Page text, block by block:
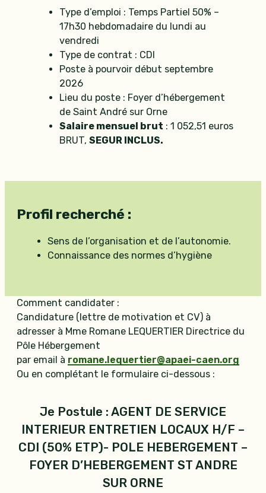
Type d’emploi : Temps Partiel 50% –
17h30 hebdomadaire du lundi au
vendredi
Type de contrat : CDI
Poste à pourvoir début septembre
2026
Lieu du poste : Foyer d’hébergement
de Saint André sur Orne
Salaire mensuel brut : 1 052,51 euros
BRUT,SEGUR INCLUS.
Profil recherché :
Sens de l’organisation et de l’autonomie.
Connaissance des normes d’hygiène
Comment candidater :
Candidature (lettre de motivation et CV) à
adresser à Mme Romane LEQUERTIER Directrice du
Pôle Hébergement
par email à romane.lequertier@apaei-caen.org
Ou en complétant le formulaire ci-dessous :
Je Postule : AGENT DE SERVICE
INTERIEUR ENTRETIEN LOCAUX H/F –
CDI (50% ETP)- POLE HEBERGEMENT –
FOYER D’HEBERGEMENT ST ANDRE
SUR ORNE